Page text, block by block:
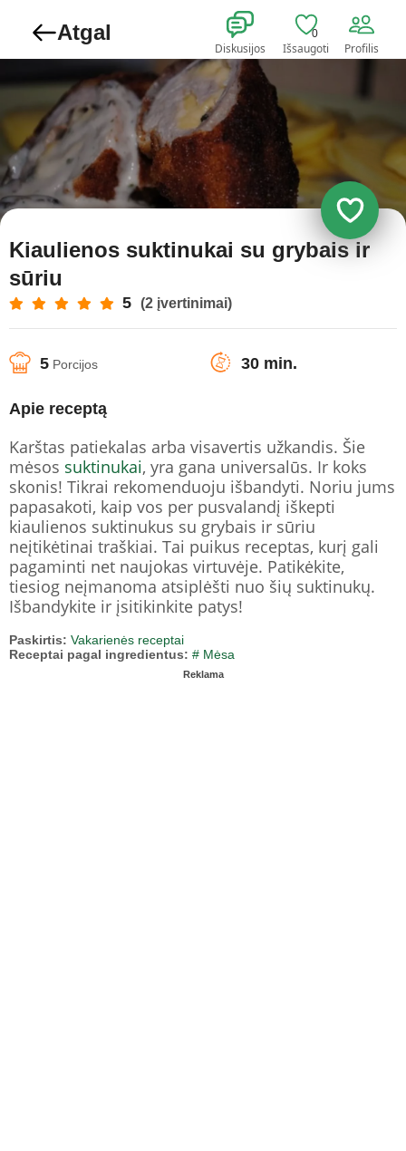
Atgal
Diskusijos
0
Išsaugoti Profilis
Kiaulienos suktinukai su grybais ir
sūriu
5 (2 įvertinimai)
5 Porcijos 30 min.
Apie receptą
Karštas patiekalas arba visavertis užkandis. Šie
mėsos suktinukai, yra gana universalūs. Ir koks
skonis! Tikrai rekomenduoju išbandyti. Noriu jums
papasakoti, kaip vos per pusvalandį iškepti
kiaulienos suktinukus su grybais ir sūriu
neįtikėtinai traškiai. Tai puikus receptas, kurį gali
pagaminti net naujokas virtuvėje. Patikėkite,
tiesiog neįmanoma atsiplėšti nuo šių suktinukų.
Išbandykite ir įsitikinkite patys!
Paskirtis: Vakarienės receptai
Receptai pagal ingredientus: # Mėsa
Reklama